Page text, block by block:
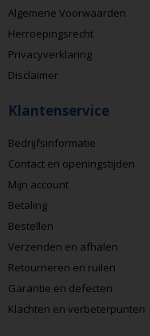
Algemene Voorwaarden
Herroepingsrecht
Privacyverklaring
Disclaimer
Klantenservice
Bedrijfsinformatie
Contact en openingstijden
Mijn account
Betaling
Bestellen
Verzenden en afhalen
Retourneren en ruilen
Garantie en defecten
Klachten en verbeterpunten